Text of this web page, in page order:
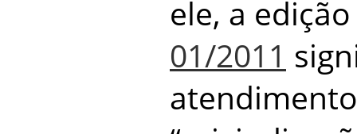
ele, a
01/2011